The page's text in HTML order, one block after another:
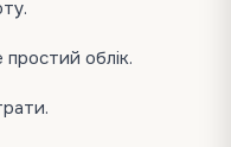
простий облік.